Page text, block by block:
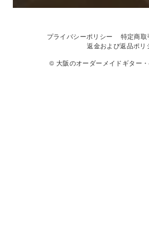
プライバシーポリシー
特定商
返金および返品ポリ
© 大阪のオーダーメイドギター